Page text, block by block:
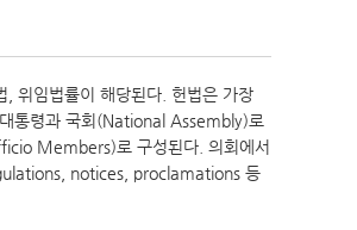
, 위임법률이 해당된다. 헌법은 가장
통령과 국회(National Assembly)로
Members)로 구성된다. 의회에서
notices, proclamations 등